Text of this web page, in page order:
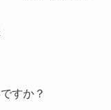
すか？